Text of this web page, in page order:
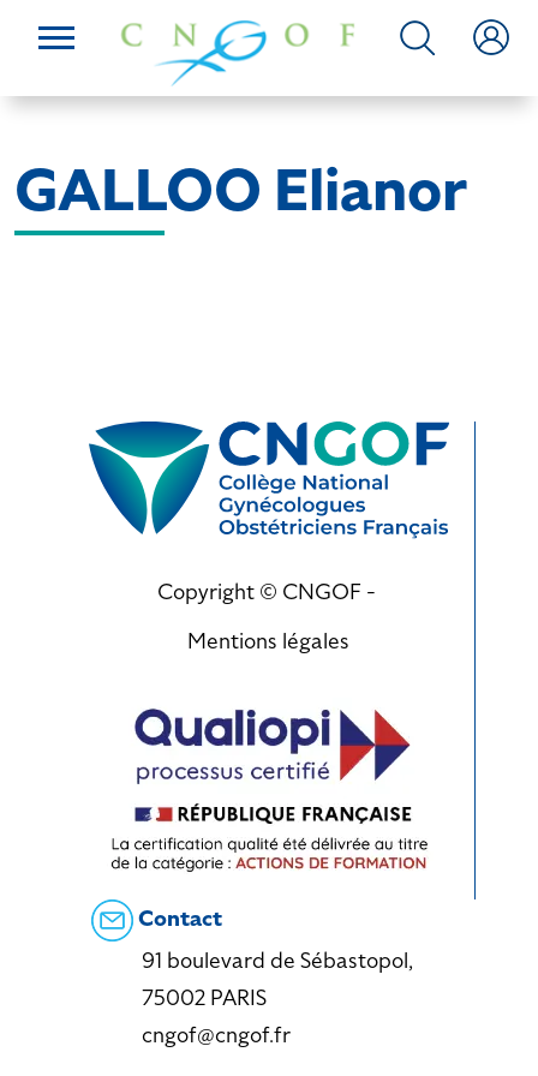
GALLOO Elianor
Copyright © CNGOF -
Mentions légales
Contact
91 boulevard de Sébastopol,
75002 PARIS
cngof@cngof.fr